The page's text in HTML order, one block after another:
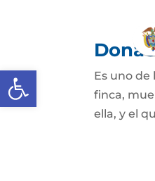
Abrir barra de
Es uno de
finca,
ella, y el